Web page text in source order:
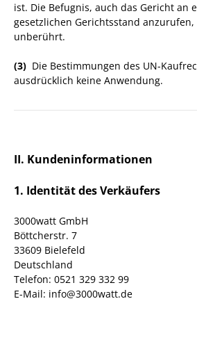
ist. Die Befugnis, auch das Gericht an
gesetzlichen Gerichtsstand
unberührt.
(3) Die Bestimmungen des UN-
ausdrücklich keine Anwendung.
II. Kundeninformationen
1. Identität des Verkäufers
3000watt GmbH
Böttcherstr. 7
33609 Bielefeld
Deutschland
Telefon: 0521 329 332 99
E-Mail: info@3000watt.de